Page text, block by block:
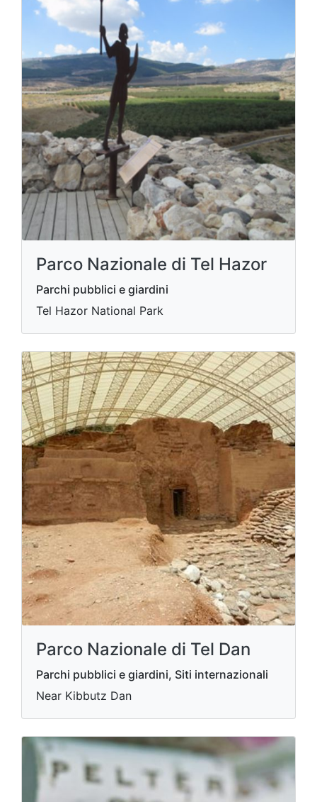
Parco Nazionale di Tel Hazor
Parchi pubblici e giardini
Tel Hazor National Park
Parco Nazionale di Tel Dan
Parchi pubblici e giardini, Siti internazionali
Near Kibbutz Dan